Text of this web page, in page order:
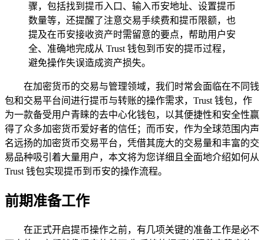
骤，包括找到提币入口、输入币安地址、设置提币
数量等，还提醒了注意交易手续费和提币限额，也
提及在币安接收资产时需留意的要点，帮助用户安
全、准确地完成从 Trust 钱包到币安的提币过程，
避免操作失误造成资产损失。
在加密货币的交易与管理领域，我们时常会面临在不同钱
包和交易平台间进行提币与转账的操作需求，Trust 钱包，作
为一款备受用户青睐的去中心化钱包，以其便捷性和安全性赢
得了众多加密货币爱好者的信任；而币安，作为全球范围内声
名远扬的加密货币交易平台，凭借其庞大的交易量和丰富的交
易品种吸引着大量用户，本文将为您详细且全面地介绍如何从
Trust 钱包实现提币到币安的操作流程。
前期准备工作
在正式开启提币操作之前，有几项关键的准备工作是必不